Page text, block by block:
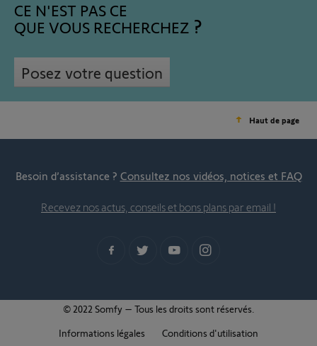
CE N'EST PAS CE
QUE VOUS RECHERCHEZ
Posez votre question
Haut de page
Besoin d’assistance ? Consultez nos vidéos, notices et FAQ
Recevez nos actus, conseils et bons plans par email !
© 2022 Somfy – Tous les droits sont réservés.
Informations légales
Conditions d'utilisation